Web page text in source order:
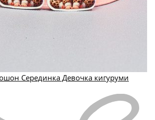
Серединка Девочка кигуруми